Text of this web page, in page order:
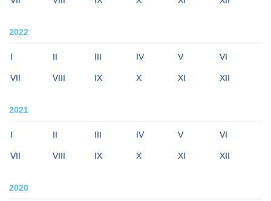
2022
I II III IV V VI
VII VIII IX X XI XII
2021
I II III IV V VI
VII VIII IX X XI XII
2020